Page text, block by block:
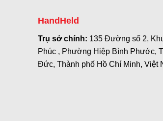
HandHeld
Trụ sở chính: 135 Đường số 2,
Phúc , Phường Hiệp Bình Phước,
Đức, Thành phố Hồ Chí Minh, Việt